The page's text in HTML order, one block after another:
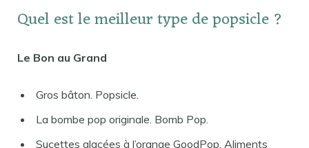
Quel est le meilleur type de popsicle ?
Le Bon au Grand
Gros bâton. Popsicle.
La bombe pop originale. Bomb Pop.
Sucettes glacées à l’orange GoodPop. Aliments